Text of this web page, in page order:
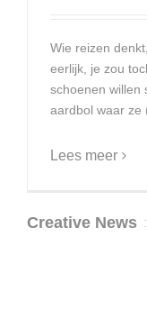
Wie reizen
eerlijk, je zou
schoenen willen
aardbol waar ze
Lees meer
Creative News